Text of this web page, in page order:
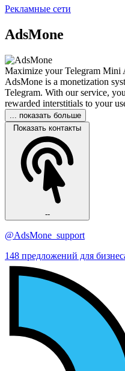
Рекламные сети
AdsMone
Maximize your Telegram Mini
AdsMone is a monetization
Telegram. With our service,
rewarded interstitials to your
... показать больше
Показать контакты
--
@AdsMone_support
148 предложений для